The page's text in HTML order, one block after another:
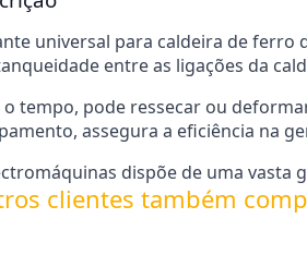
universal para caldeira de ferro
entre as ligações da
o tempo, pode ressecar ou
assegura a eficiência na
dispõe de uma vasta
clientes também